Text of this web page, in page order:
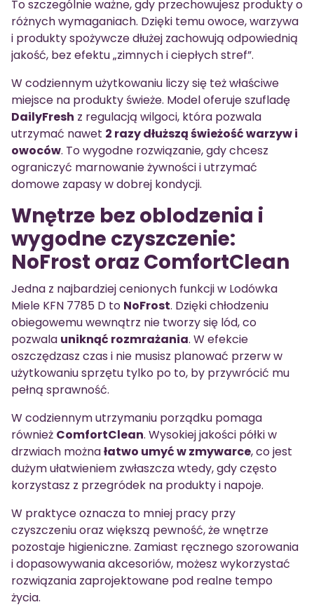
To szczególnie ważne, gdy przechowujesz produkty o
różnych wymaganiach. Dzięki temu owoce, warzywa
i produkty spożywcze dłużej zachowują odpowiednią
jakość, bez efektu „zimnych i ciepłych stref”.
W codziennym użytkowaniu liczy się też właściwe
miejsce na produkty świeże. Model oferuje szufladę
DailyFresh z regulacją wilgoci, która pozwala
utrzymać nawet 2 razy dłuższą świeżość warzyw i
owoców. To wygodne rozwiązanie, gdy chcesz
ograniczyć marnowanie żywności i utrzymać
domowe zapasy w dobrej kondycji.
Wnętrze bez oblodzenia i
wygodne czyszczenie:
NoFrost oraz ComfortClean
Jedna z najbardziej cenionych funkcji w Lodówka
Miele KFN 7785 D to NoFrost. Dzięki chłodzeniu
obiegowemu wewnątrz nie tworzy się lód, co
pozwala uniknąć rozmrażania. W efekcie
oszczędzasz czas i nie musisz planować przerw w
użytkowaniu sprzętu tylko po to, by przywrócić mu
pełną sprawność.
W codziennym utrzymaniu porządku pomaga
również ComfortClean. Wysokiej jakości półki w
drzwiach możnałatwo umyć w zmywarce, co jest
dużym ułatwieniem zwłaszcza wtedy, gdy często
korzystasz z przegródek na produkty i napoje.
W praktyce oznacza to mniej pracy przy
czyszczeniu oraz większą pewność, że wnętrze
pozostaje higieniczne. Zamiast ręcznego szorowania
i dopasowywania akcesoriów, możesz wykorzystać
rozwiązania zaprojektowane pod realne tempo
życia.